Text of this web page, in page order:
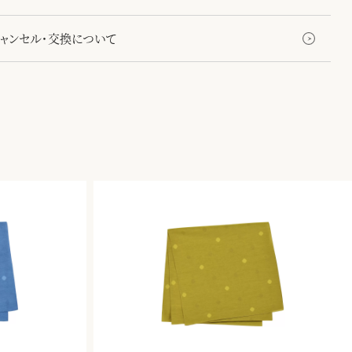
ンセル・交換について